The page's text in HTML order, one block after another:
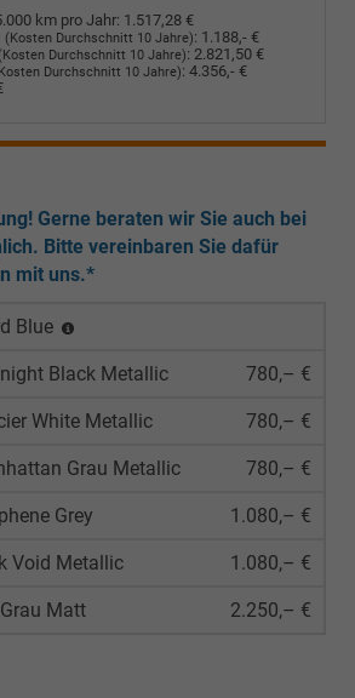
km pro Jahr: 1.517,28 €
(Kosten Durchschnitt 10 Jahre): 1.188,- €
(Kosten Durchschnitt 10 Jahre): 2.821,50 €
Durchschnitt 10 Jahre): 4.356,- €
Gerne beraten wir Sie auch bei
Bitte vereinbaren Sie dafür
mit uns.*
Blue
Black Metallic 780,– €
White Metallic 780,– €
Grau Metallic 780,– €
Grey 1.080,– €
Void Metallic 1.080,– €
Matt 2.250,– €